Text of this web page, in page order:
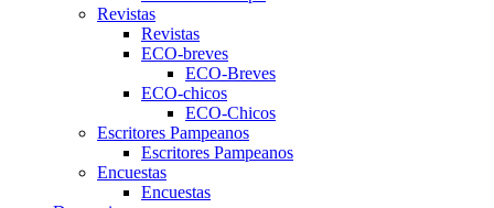
Revistas
Revistas
ECO-breves
ECO-Breves
ECO-chicos
ECO-Chicos
Escritores Pampeanos
Escritores Pampeanos
Encuestas
Encuestas